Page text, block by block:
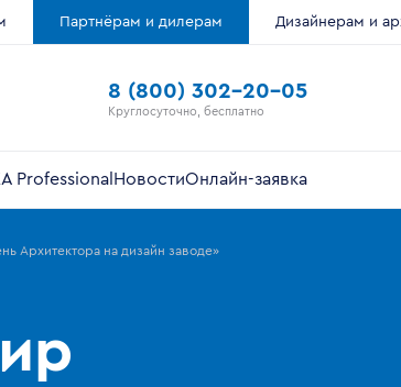
Партнёрам и дилерам Дизайнерам и
8 (800) 302-20-05
Круглосуточно, бесплатно
Professional НовостиОнлайн-заявка
Архитектора на дизайн заводе»